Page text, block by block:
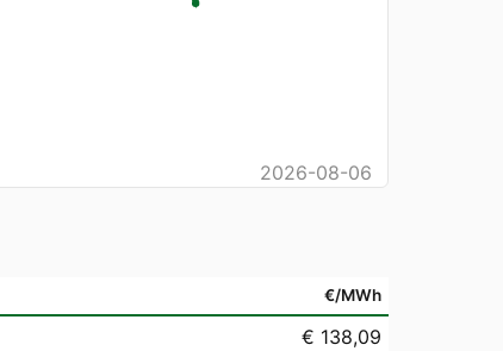
2026-08-06
€/MWh
€ 138,09